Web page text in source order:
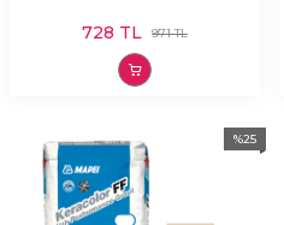
971TL
728 TL
%25